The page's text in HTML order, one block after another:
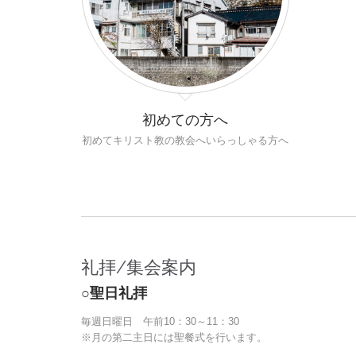
初めての方へ
初めてキリスト教の教会へいらっしゃる方へ
礼拝/集会案内
○聖日礼拝
毎週日曜日 午前10：30～11：30
※月の第二主日には聖餐式を行います。